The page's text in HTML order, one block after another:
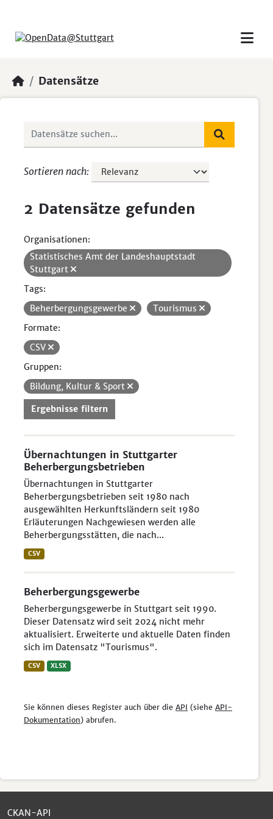
Datensätze
Sortieren nach
2 Datensätze gefunden
Organisationen:
Statistisches Amt der Landeshauptstadt
Stuttgart
Tags:
Beherbergungsgewerbe
Tourismus
Formate:
CSV
Gruppen:
Bildung, Kultur & Sport
Ergebnisse filtern
Übernachtungen in Stuttgarter
Beherbergungsbetrieben
Übernachtungen in Stuttgarter
Beherbergungsbetrieben seit 1980 nach
ausgewählten Herkunftsländern seit 1980
Erläuterungen Nachgewiesen werden alle
Beherbergungsstätten, die nach...
CSV
Beherbergungsgewerbe
Beherbergungsgewerbe in Stuttgart seit 1990.
Dieser Datensatz wird seit 2024 nicht mehr
aktualisiert. Erweiterte und aktuelle Daten finden
sich im Datensatz "Tourismus".
CSV XLSX
Sie können dieses Register auch über die API (siehe API-
Dokumentation) abrufen.
CKAN-API